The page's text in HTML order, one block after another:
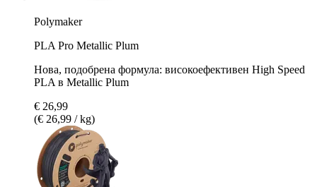
Polymaker
PLA Pro Metallic Plum
Нова, подобрена формула: високоефективен High Speed
PLA в Metallic Plum
€ 26,99
(€ 26,99 / kg)